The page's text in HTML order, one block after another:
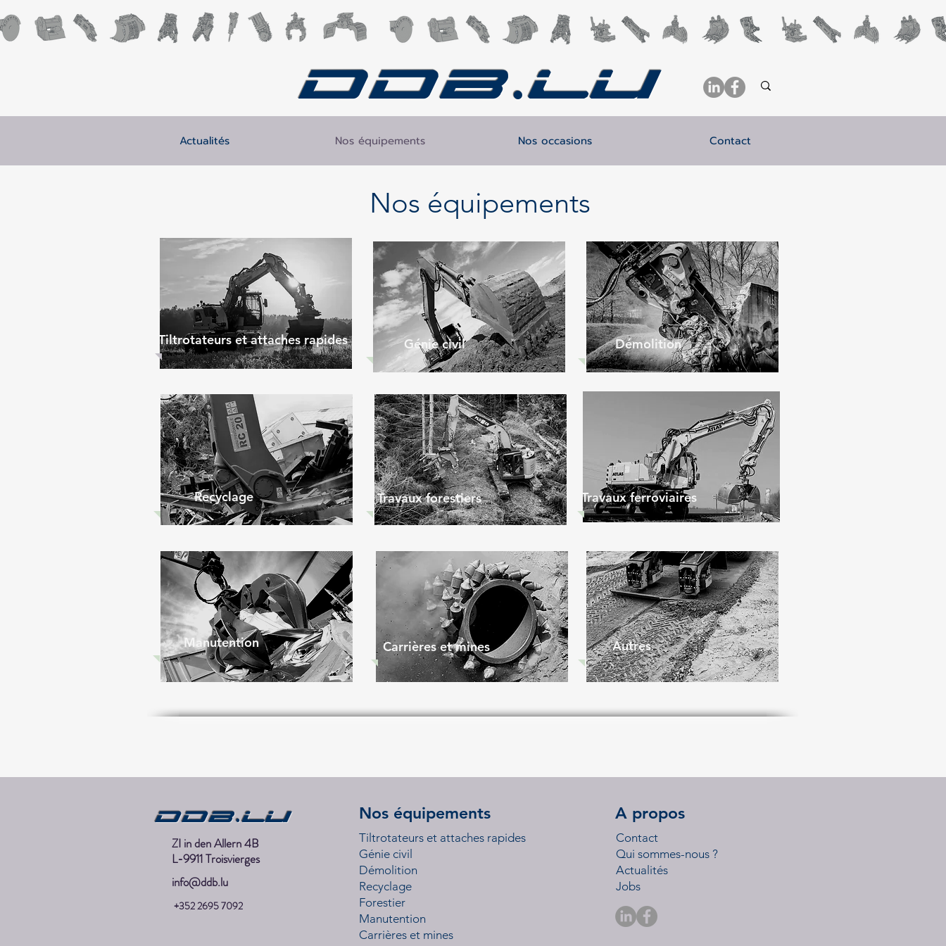
DDB.lu
Actualités Nos équipements Nos occasions Contact
Nos équipements
Tiltrotateurs et attaches rapides Génie civil Démolition
Recyclage Travaux forestiers Travaux ferroviaires
Manutention Carrières et mines Autres
DDB.lu
ZI in den Allern 4B
L-9911 Troisvierges
info@ddb.lu
+352 2695 7092
Nos équipements
Tiltrotateurs et attaches rapides
Génie civil
Démolition
Recyclage
Forestier
Manutention
Carrières et mines
A propos
Contact
Qui sommes-nous ?
Actualités
Jobs